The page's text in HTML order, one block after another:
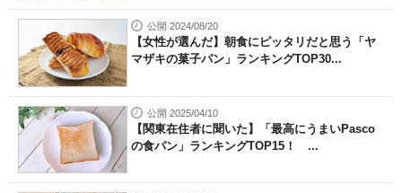
公開 2024/08/20
【女性が選んだ】朝食にピッタリだと思う「ヤ
マザキの菓子パン」ランキングTOP30...
公開 2025/04/10
【関東在住者に聞いた】「最高にうまいPasco
の食パン」ランキングTOP15！ ...